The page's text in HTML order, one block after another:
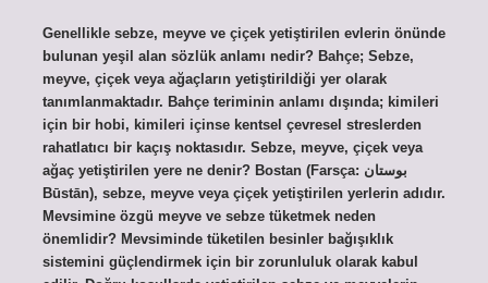
Genellikle sebze, meyve ve çiçek yetiştirilen evlerin önünde
bulunan yeşil alan sözlük anlamı nedir? Bahçe; Sebze,
meyve, çiçek veya ağaçların yetiştirildiği yer olarak
tanımlanmaktadır. Bahçe teriminin anlamı dışında; kimileri
için bir hobi, kimileri içinse kentsel çevresel streslerden
rahatlatıcı bir kaçış noktasıdır. Sebze, meyve, çiçek veya
ağaç yetiştirilen yere ne denir? Bostan (Farsça: بوستان
Būstān), sebze, meyve veya çiçek yetiştirilen yerlerin adıdır.
Mevsimine özgü meyve ve sebze tüketmek neden
önemlidir? Mevsiminde tüketilen besinler bağışıklık
sistemini güçlendirmek için bir zorunluluk olarak kabul